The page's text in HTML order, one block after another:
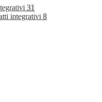
31
integrativi 8